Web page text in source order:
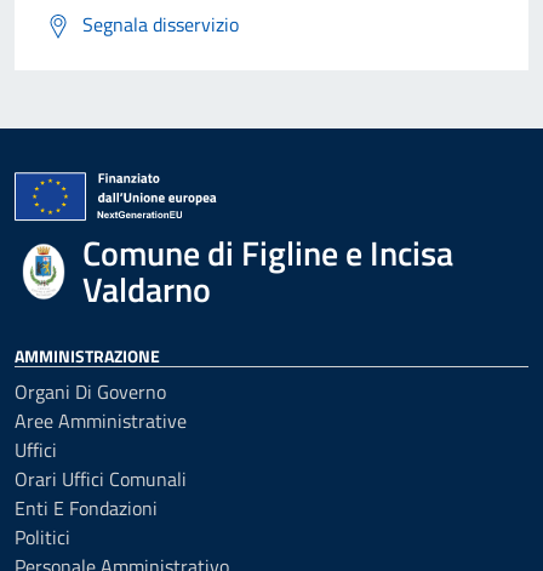
Segnala disservizio
Comune di Figline e Incisa
Valdarno
AMMINISTRAZIONE
Organi Di Governo
Aree Amministrative
Uffici
Orari Uffici Comunali
Enti E Fondazioni
Politici